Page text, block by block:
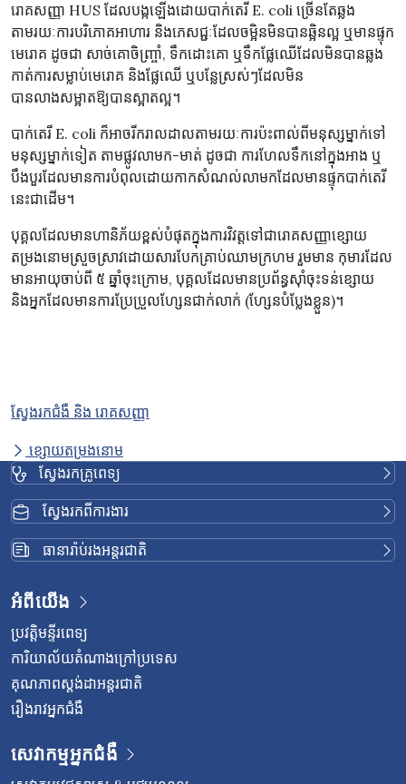
រោគសញ្ញា HUS ដែលបង្កឡើងដោយបាក់តេរី E. coli ច្រើនតែឆ្លង
តាមរយៈការបរិភោគអាហារ និងភេសជ្ជៈដែលចម្អិនមិនបានឆ្អិនល្អ ឬមានផ្ទុក
មេរោគ ដូចជា សាច់គោចិញ្ច្រាំ, ទឹកដោះគោ ឬទឹកផ្លែឈើដែលមិនបានឆ្លង
កាត់ការសម្លាប់មេរោគ និងផ្លែឈើ ឬបន្លែស្រស់ៗដែលមិន
បានលាងសម្អាតឱ្យបានស្អាតល្អ។
បាក់តេរី E. coli ក៏អាចរីករាលដាលតាមរយៈការប៉ះពាល់ពីមនុស្សម្នាក់ទៅ
មនុស្សម្នាក់ទៀត តាមផ្លូវលាមក-មាត់ ដូចជា ការហែលទឹកនៅក្នុងអាង ឬ
បឹងបួរដែលមានការបំពុលដោយកាកសំណល់លាមកដែលមានផ្ទុកបាក់តេរី
នេះជាដើម។
បុគ្គលដែលមានហានិភ័យខ្ពស់បំផុតក្នុងការវិវត្តទៅជារោគសញ្ញាខ្សោយ
តម្រងនោមស្រួចស្រាវដោយសារបែកគ្រាប់ឈាមក្រហម រួមមាន កុមារដែល
មានអាយុចាប់ពី ៥ ឆ្នាំចុះក្រោម, បុគ្គលដែលមានប្រព័ន្ធស៊ាំចុះទន់ខ្សោយ
និងអ្នកដែលមានការប្រែប្រួលហ្សែនជាក់លាក់ (ហ្សែនបំប្លែងខ្លួន)។
ស្វែងរកជំងឺ និង រោគសញ្ញា
ខ្សោយតម្រងនោម
ស្វែងរកគ្រូពេទ្យ
ស្វែងរកពីការងារ
ធានារ៉ាប់រងអន្តរជាតិ
អំពីយើង
ប្រវត្តិមន្ទីរពេទ្យ
ការិយាល័យតំណាងក្រៅប្រទេស
គុណភាពស្តង់ដាអន្តរជាតិ
រឿងរាវអ្នកជំងឺ
សេវាកម្មអ្នកជំងឺ